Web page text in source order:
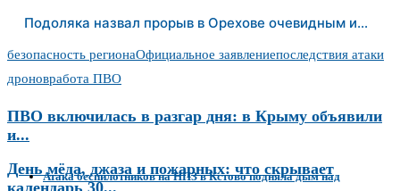
Подоляка назвал прорыв в Орехове очевидным и…
безопасность регионаОфициальное заявлениепоследствия атаки
дроновработа ПВО
ПВО включилась в разгар дня: в Крыму объявили
и...
День мёда, джаза и пожарных: что скрывает
Атака беспилотников на НПЗ в Кстово подняла дым над